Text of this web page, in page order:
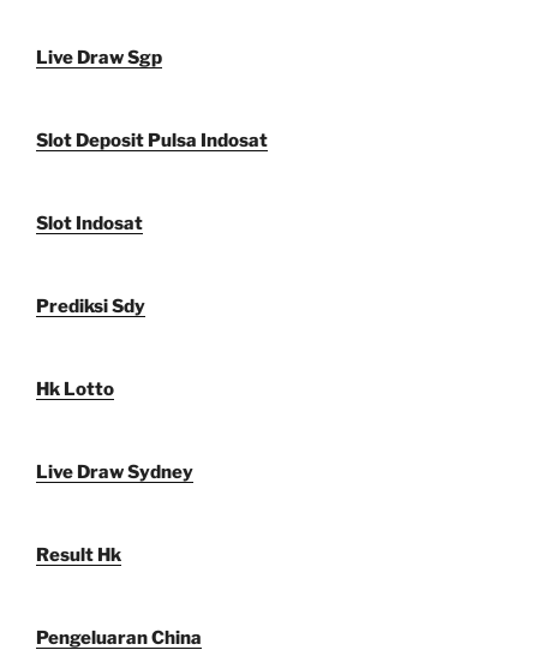
Live Draw Sgp
Slot Deposit Pulsa Indosat
Slot Indosat
Prediksi Sdy
Hk Lotto
Live Draw Sydney
Result Hk
Pengeluaran China